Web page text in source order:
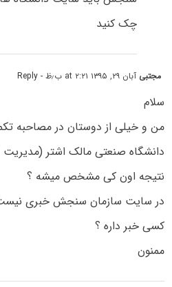
چک کنید
مجتبی آبان ۲۹, ۱۳۹۵ at ۲:۲۱ ب٫ظ - Reply
سلام
دانشگاه صنعتی مالک اشتر
نتیجه اون کی مشخص میشه ؟
در سایت سازمان سنجش خبری
کسی خبر داره ؟
ممنون